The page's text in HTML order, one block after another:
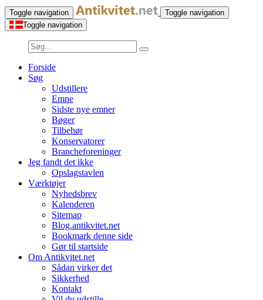
Toggle navigation
Toggle navigation
Toggle navigation
Forside
Søg
Udstillere
Emne
Sidste nye emner
Bøger
Tilbehør
Konservatorer
Brancheforeninger
Jeg fandt det ikke
Opslagstavlen
Værktøjer
Nyhedsbrev
Kalenderen
Sitemap
Blog.antikvitet.net
Bookmark denne side
Gør til startside
Om Antikvitet.net
Sådan virker det
Sikkerhed
Kontakt